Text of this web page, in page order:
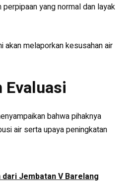
yang normal dan layak
akan melaporkan kesusahan air
Evaluasi
bahwa pihaknya
air serta upaya peningkatan
Jembatan V Barelang